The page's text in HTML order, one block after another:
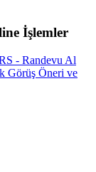
İşlemler
- Randevu Al
Görüş Öneri ve